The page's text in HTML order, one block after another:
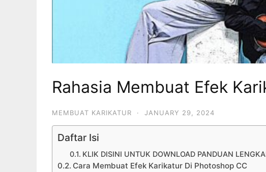
Rahasia Membuat Efek
MEMBUAT KARIKATUR · JANUARY 29, 2024
Daftar Isi
KLIK DISINI UNTUK DOWNLOAD PANDUAN
Cara Membuat Efek Karikatur Di Photoshop CC